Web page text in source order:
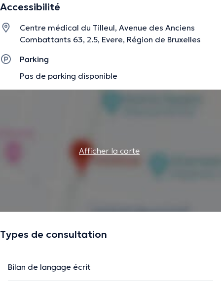
Accessibilité
Centre médical du Tilleul, Avenue des Anciens
Combattants 63, 2.5, Evere, Région de Bruxelles
Parking
Pas de parking disponible
Afficher la carte
Types de consultation
Bilan de langage écrit